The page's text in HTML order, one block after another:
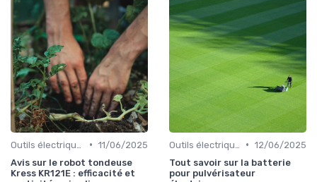
• 11/06/2025
Avis sur le robot tondeuse
Kress KR121E : efficacité et
• 12/06/2025
Tout savoir sur la batterie
pour pulvérisateur